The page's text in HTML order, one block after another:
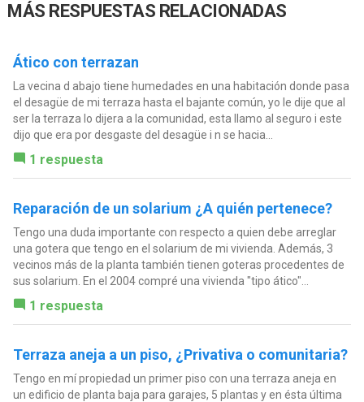
MÁS RESPUESTAS RELACIONADAS
Ático con terrazan
La vecina d abajo tiene humedades en una habitación donde pasa
el desagüe de mi terraza hasta el bajante común, yo le dije que al
ser la terraza lo dijera a la comunidad, esta llamo al seguro i este
dijo que era por desgaste del desagüe i n se hacia...
1 respuesta
Reparación de un solarium ¿A quién pertenece?
Tengo una duda importante con respecto a quien debe arreglar
una gotera que tengo en el solarium de mi vivienda. Además, 3
vecinos más de la planta también tienen goteras procedentes de
sus solarium. En el 2004 compré una vivienda "tipo ático"...
1 respuesta
Terraza aneja a un piso, ¿Privativa o comunitaria?
Tengo en mí propiedad un primer piso con una terraza aneja en
un edificio de planta baja para garajes, 5 plantas y en ésta última